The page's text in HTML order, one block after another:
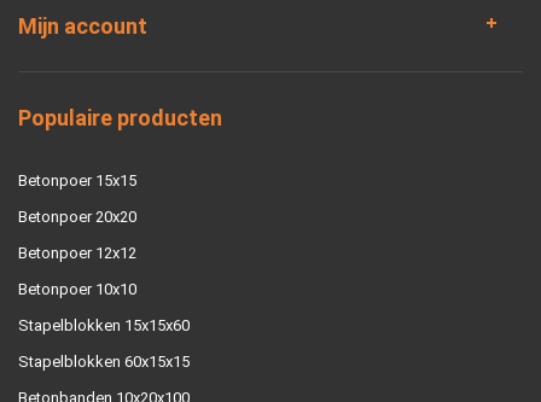
Mijn account
Populaire producten
Betonpoer 15x15
Betonpoer 20x20
Betonpoer 12x12
Betonpoer 10x10
Stapelblokken 15x15x60
Stapelblokken 60x15x15
Betonbanden 10x20x100